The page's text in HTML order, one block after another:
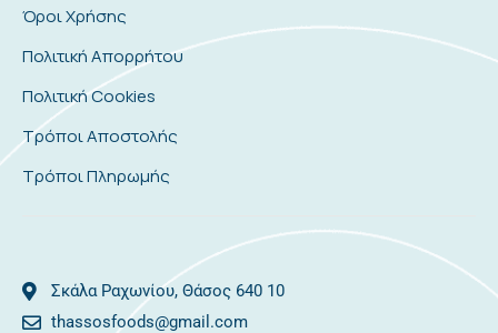
Όροι Χρήσης
Πολιτική Απορρήτου
Πολιτική Cookies
Τρόποι Αποστολής
Τρόποι Πληρωμής
Σκάλα Ραχωνίου, Θάσος 640 10
thassosfoods@gmail.com